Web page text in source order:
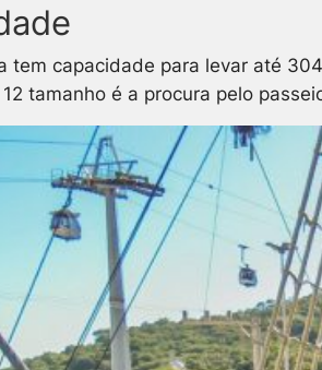
tem capacidade para levar até
tamanho é a procura pelo